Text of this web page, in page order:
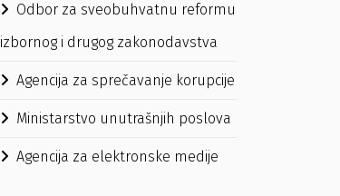
Odbor za sveobuhvatnu reformu
izbornog i drugog zakonodavstva
Agencija za sprečavanje korupcije
Ministarstvo unutrašnjih poslova
Agencija za elektronske medije